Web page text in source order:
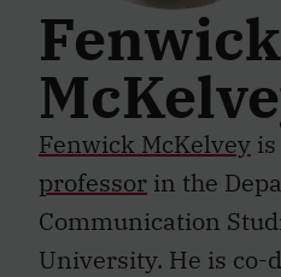
Fenwick
Fenwick McKelvey
professor in the
Communication
University. He is co-